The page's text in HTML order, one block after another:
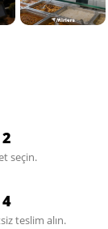
seçin.
teslim alın.